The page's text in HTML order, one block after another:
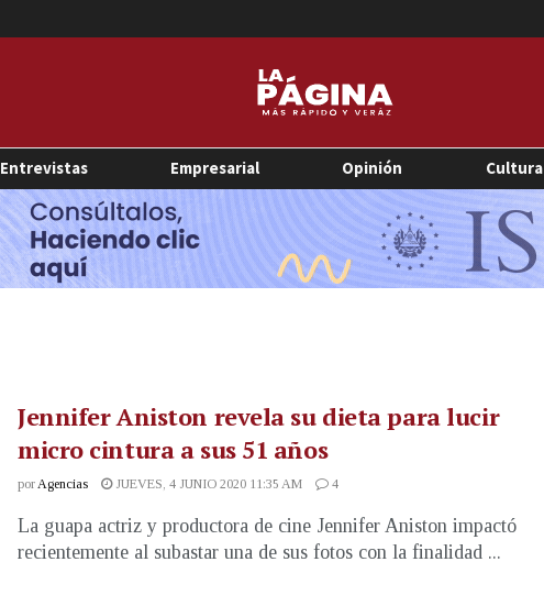
Entrevistas Empresarial Opinión Cultura
Jennifer Aniston revela su dieta para lucir
micro cintura a sus 51 años
porAgencias JUEVES, 4 JUNIO 2020 11:35 AM 4
La guapa actriz y productora de cine Jennifer Aniston impactó
recientemente al subastar una de sus fotos con la finalidad ...